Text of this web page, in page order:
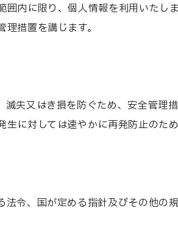
内に限り、個人情報を利用いたし
措置を講じます。
失又はき損を防ぐため、安全管理
に対しては速やかに再発防止のため
令、国が定める指針及びその他の規